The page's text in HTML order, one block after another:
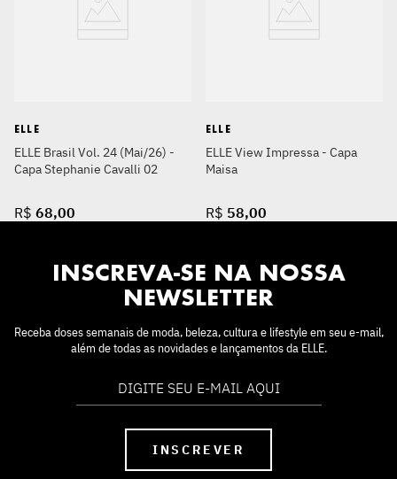
ELLE
ELLE Brasil Vol. 24 (Mai/26) -
Capa Stephanie Cavalli 02
R$ 68,00
ELLE
ELLE View Impressa - Capa
Maisa
R$ 58,00
INSCREVA-SE NA NOSSA
NEWSLETTER
Receba doses semanais de moda, beleza, cultura e lifestyle em seu e-mail,
além de todas as novidades e lançamentos da ELLE.
INSCREVER